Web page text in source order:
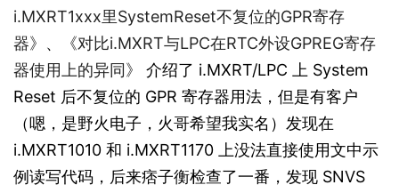
i.MXRT1xxx里SystemReset不复位的GPR寄存
器》 、
《对比i.MXRT与LPC在RTC外设GPREG寄存
器使用上的异同》
介绍了 i.MXRT/LPC 上 System
Reset 后不复位的 GPR 寄存器用法，但是有客户
（嗯，是野火电子，火哥希望我实名）发现在
i.MXRT1010 和 i.MXRT1170 上没法直接使用文中示
例读写代码，后来痞子衡检查了一番，发现 SNVS